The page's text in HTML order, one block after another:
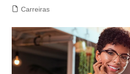
Carreiras